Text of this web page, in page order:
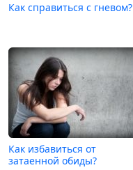
Как справиться с гневом?
Как избавиться от
затаенной обиды?